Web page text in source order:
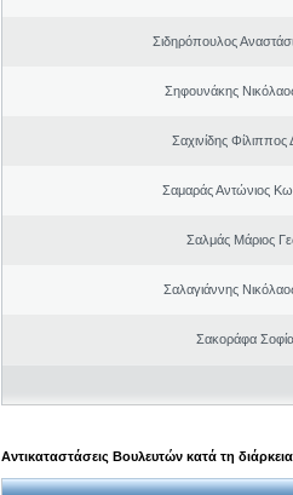
Σιδηρόπουλος
Σηφουνάκης
Σαχινίδης Φίλιππος
Σαμαράς Αντώνιος
Σαλμάς Μάριος
Σαλαγιάννης
Σακοράφα
Αντικαταστάσεις Βουλευτών κατά τη